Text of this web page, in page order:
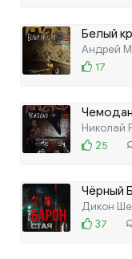
Белый
Андрей
17
Чемодан
Николай
25
Чёрный
Дикон
37